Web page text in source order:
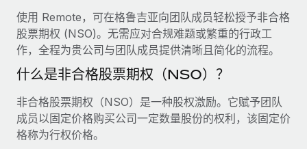
服务
咨询专家
获得全球人力资源与合规方面的专家帮助
背景调查
简化候选人筛选流程
与我们共探合作机遇
Remote Build 即将推出
集成与人工智能自动化咨询
案例研究
薪金与人才洞察
查看全部资源
使用 Remote，可在格鲁吉亚向团队成员轻松授予非合格
股票期权 (NSO)。无需应对合规难题或繁重的行政工
作，全程为贵公司与团队成员提供清晰且简化的流程。
什么是非合格股票期权（NSO）？
非合格股票期权（NSO）是一种股权激励。它赋予团队
成员以固定价格购买公司一定数量股份的权利，该固定价
格称为行权价格。